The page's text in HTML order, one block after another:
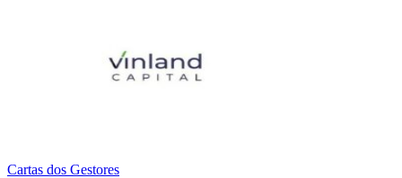
Cartas dos Gestores